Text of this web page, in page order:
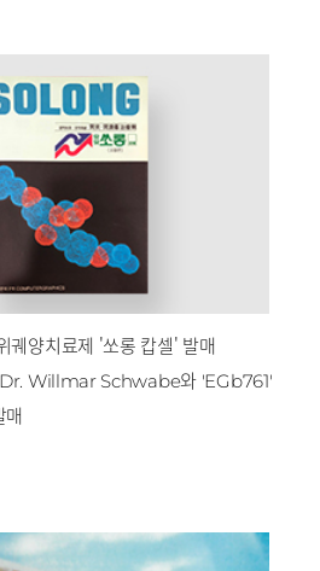
궤양치료제 '쏘롱 캅셀' 발매
Dr. Willmar Schwabe와 'EGb761'